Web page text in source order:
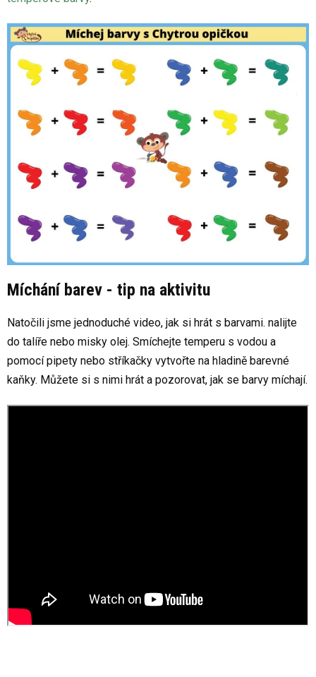
Míchání barev - tip na aktivitu
Natočili jsme jednoduché video, jak si hrát s barvami. nalijte
do talíře nebo misky olej. Smíchejte temperu s vodou a
pomocí pipety nebo stříkačky vytvořte na hladině barevné
kaňky. Můžete si s nimi hrát a pozorovat, jak se barvy míchají.